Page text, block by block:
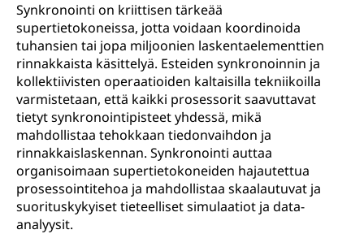
Synkronointi on kriittisen tärkeää
supertietokoneissa, jotta voidaan koordinoida
tuhansien tai jopa miljoonien laskentaelementtien
rinnakkaista käsittelyä. Esteiden synkronoinnin ja
kollektiivisten operaatioiden kaltaisilla tekniikoilla
varmistetaan, että kaikki prosessorit saavuttavat
tietyt synkronointipisteet yhdessä, mikä
mahdollistaa tehokkaan tiedonvaihdon ja
rinnakkaislaskennan. Synkronointi auttaa
organisoimaan supertietokoneiden hajautettua
prosessointitehoa ja mahdollistaa skaalautuvat ja
suorituskykyiset tieteelliset simulaatiot ja data-
analyysit.